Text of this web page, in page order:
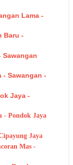
Lama -
Baru -
Sawangan
- Sawangan -
Jaya -
- Pondok Jaya
Jaya
Mas -